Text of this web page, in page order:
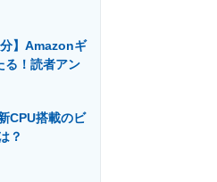
ーの最前線
分】Amazonギ
る！読者アン
CPU搭載のビ
？